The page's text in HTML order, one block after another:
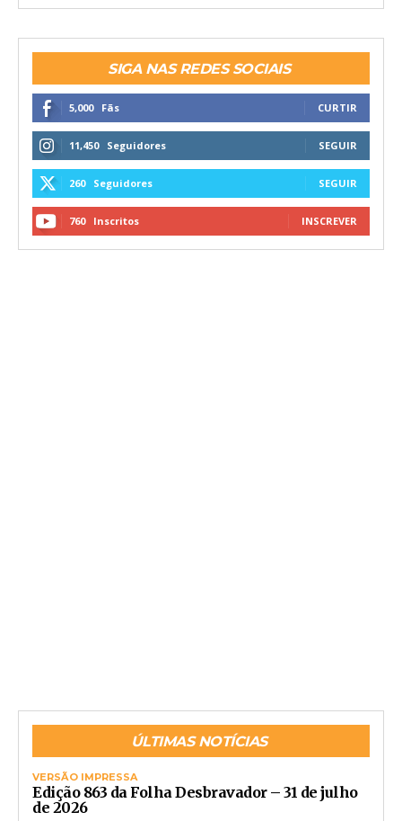
SIGA NAS REDES SOCIAIS
5,000 Fãs CURTIR
11,450 Seguidores SEGUIR
260 Seguidores SEGUIR
760 Inscritos INSCREVER
ÚLTIMAS NOTÍCIAS
VERSÃO IMPRESSA
Edição 863 da Folha Desbravador – 31 de julho
de 2026